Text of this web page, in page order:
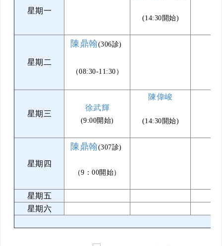
星期一
(14:30開始)
星期二
陳鼎翰(306診)
（08:30-11:30）
星期三
徐武輝
(9:00開始)
陳偉峻
(14:30開始)
星期四
陳鼎翰(307診)
（9：00開始）
星期五
星期六